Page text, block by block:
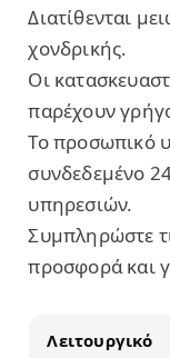
Διατίθενται
χονδρικής.
Οι
παρέχουν
Το προσωπικό
συνδεδεμένο
υπηρεσιών.
Συμπληρώστε
προσφορά και
Λειτουργικό